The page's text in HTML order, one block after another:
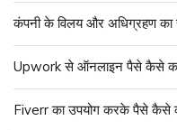
कंपनी के विलय और अधिग्रहण का
Upwork से ऑनलाइन पैसे कैसे
Fiverr का उपयोग करके पैसे कैसे